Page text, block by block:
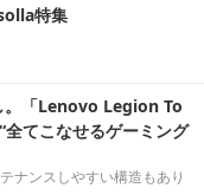
特集
。「Lenovo Legion To
てこなせるゲーミング
ナンスしやすい構造もあり